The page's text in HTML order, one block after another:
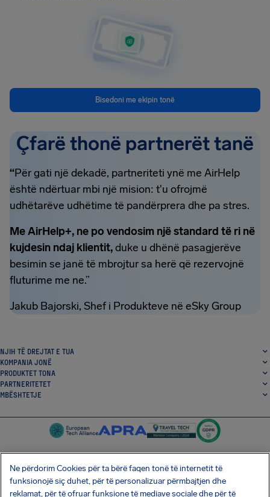
Bisedoni me ekipin tonë
Çfarë thonë partnerët tanë
“Për gati një dekadë, partneriteti ynë me AirHelp
është ndërtuar mbi një mision: t'u ofrojmë
udhëtarëve udhëtime të pandërprera dhe pa stres.
Me AirHelp+, ne po vendosim një standard të ri në
kujdesin ndaj klientit,duke u dhënë pasagjerëve
besimin se janë të mbrojtur sa herë që rezervojnë
fluturime me ne.”
Jakub Bajorski, Shef i Produkteve në eSky Group
NJIH TË DREJTAT E TUA
KOMPANIA JONË
PRODUKTET TONA
PARTNERITETET
MBËSHTETJE
SocialFacebook
SocialTwitter
SocialInstagram
SocialLinkedin
Ne përdorim Cookies për ta bërë faqen tonë të internetit të
funksionojë siç duhet, për të personalizuar përmbajtjen dhe
reklamat, për të ofruar funksione të mediave sociale dhe për të